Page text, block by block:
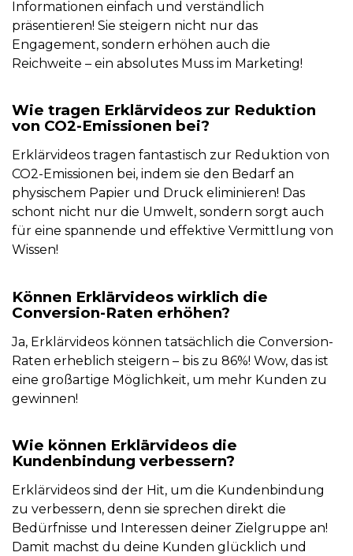
Informationen einfach und verständlich
präsentieren! Sie steigern nicht nur das
Engagement, sondern erhöhen auch die
Reichweite – ein absolutes Muss im Marketing!
Wie tragen Erklärvideos zur Reduktion
von CO2-Emissionen bei?
Erklärvideos tragen fantastisch zur Reduktion von
CO2-Emissionen bei, indem sie den Bedarf an
physischem Papier und Druck eliminieren! Das
schont nicht nur die Umwelt, sondern sorgt auch
für eine spannende und effektive Vermittlung von
Wissen!
Können Erklärvideos wirklich die
Conversion-Raten erhöhen?
Ja, Erklärvideos können tatsächlich die Conversion-
Raten erheblich steigern – bis zu 86%! Wow, das ist
eine großartige Möglichkeit, um mehr Kunden zu
gewinnen!
Wie können Erklärvideos die
Kundenbindung verbessern?
Erklärvideos sind der Hit, um die Kundenbindung
zu verbessern, denn sie sprechen direkt die
Bedürfnisse und Interessen deiner Zielgruppe an!
Damit machst du deine Kunden glücklich und